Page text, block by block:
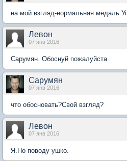
на мой взгляд-нормальная
Левон
07 янв 2016
Сарумян. Обоснуй пожалуйста.
Сарумян
07 янв 2016
что обосновать?Свой взгляд?
Левон
07 янв 2016
Я.По поводу ушко.